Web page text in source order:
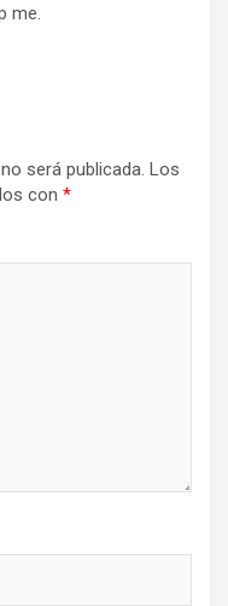
me.
será publicada. Los
con *